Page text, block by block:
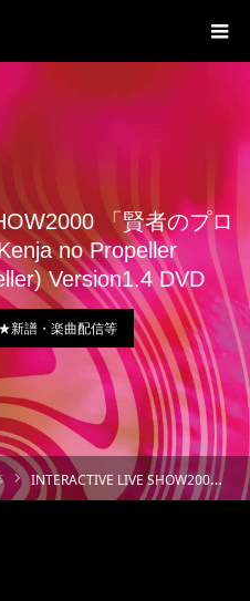
「賢者のプロ
no Propeller
Version1.4 DVD
★新譜・楽曲配信等
INTERACTIVE LIVE SHOW2000 「賢者のプロペラ」version1.4Kenja no Propeller (Philosopher’s Propeller) Version1.4 DVD